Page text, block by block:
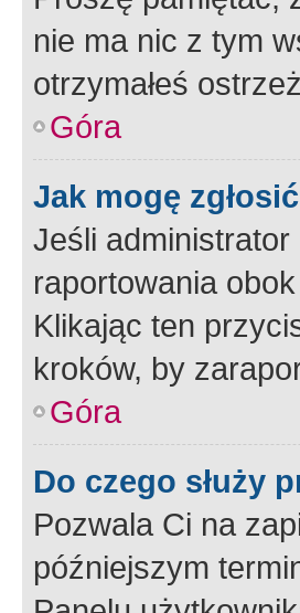
nie ma nic z tym
otrzymałeś
Góra
Jak mogę
Jeśli
raportowania
Klikając ten
kroków, by
Góra
Do czego służy
Pozwala Ci na
późniejszym